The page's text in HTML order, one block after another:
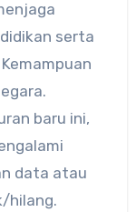
serta
baru ini,
data atau
hilang.